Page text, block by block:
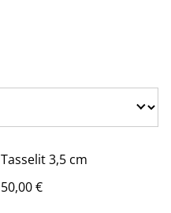
Tasselit 3,5 cm
50,00 €